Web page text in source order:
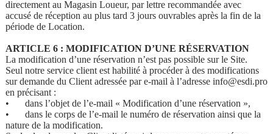
directement au Magasin Loueur, par lettre recommandée avec
accusé de réception au plus tard 3 jours ouvrables après la fin de la
période de Location.
ARTICLE 6 : MODIFICATION D’UNE RÉSERVATION
La modification d’une réservation n’est pas possible sur le Site.
Seul notre service client est habilité à procéder à des modifications
sur demande du Client adressée par e-mail à l’adresse info@esdi.pro
en précisant :
•
dans l’objet de l’e-mail « Modification d’une réservation »,
•
dans le corps de l’e-mail le numéro de réservation ainsi que la
nature de la modification.